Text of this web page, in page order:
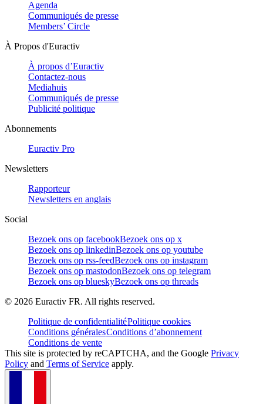
Agenda
Communiqués de presse
Members’ Circle
À Propos d'Euractiv
À propos d’Euractiv
Contactez-nous
Mediahuis
Communiqués de presse
Publicité politique
Abonnements
Euractiv Pro
Newsletters
Rapporteur
Newsletters en anglais
Social
Bezoek ons op facebookBezoek ons op x
Bezoek ons op linkedinBezoek ons op youtube
Bezoek ons op rss-feedBezoek ons op instagram
Bezoek ons op mastodonBezoek ons op telegram
Bezoek ons op blueskyBezoek ons op threads
© 2026 Euractiv FR. All rights reserved.
Politique de confidentialitéPolitique cookies
Conditions généralesConditions d’abonnement
Conditions de vente
This site is protected by reCAPTCHA, and the Google Privacy
Policy and Terms of Service apply.